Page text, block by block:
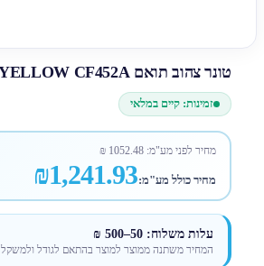
טונר צהוב תואם HP 655A YELLOW CF452A
זמינות: קיים במלאי
מחיר לפני מע"מ:1052.48
₪
מחיר כולל מע"מ:₪1,241.93
עלות משלוח: 50–500 ₪
המחיר משתנה ממוצר למוצר בהתאם לגודל ולמשקל